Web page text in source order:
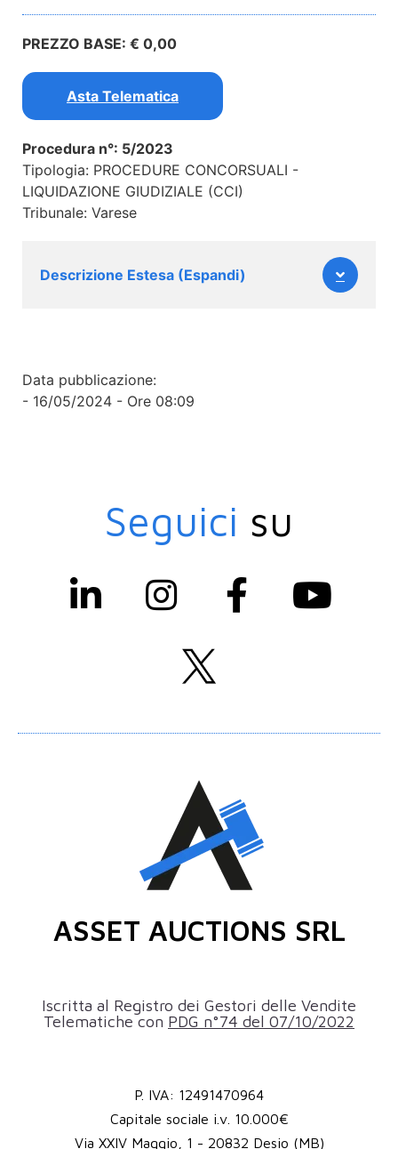
PREZZO BASE: € 0,00
Asta Telematica
Procedura n°: 5/2023
Tipologia: PROCEDURE CONCORSUALI -
LIQUIDAZIONE GIUDIZIALE (CCI)
Tribunale: Varese
Descrizione Estesa (Espandi)
Data pubblicazione:
- 16/05/2024 - Ore 08:09
Seguici su
ASSET AUCTIONS SRL
Iscritta al Registro dei Gestori delle Vendite
Telematiche con PDG n°74 del 07/10/2022
P. IVA: 12491470964
Capitale sociale i.v. 10.000€
Via XXIV Maggio, 1 - 20832 Desio (MB)